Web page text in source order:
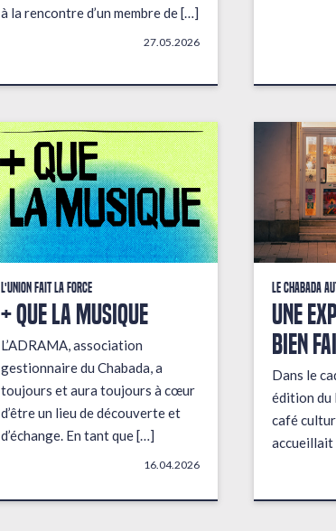
à la rencontre d’un membre de […]
27.05.2026
L'union fait la force
+ que la musique
L’ADRAMA, association
gestionnaire du Chabada, a
toujours et aura toujours à cœur
d’être un lieu de découverte et
d’échange. En tant que […]
16.04.2026
Le Chabada
Une
bien
Dans le
édition du
café
accueillait